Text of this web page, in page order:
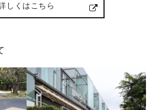
しくはこちら